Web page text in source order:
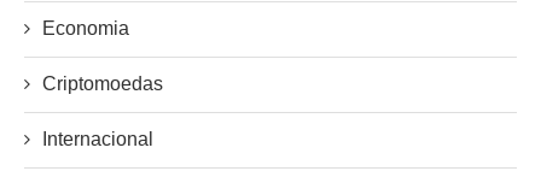
Economia
Criptomoedas
Internacional